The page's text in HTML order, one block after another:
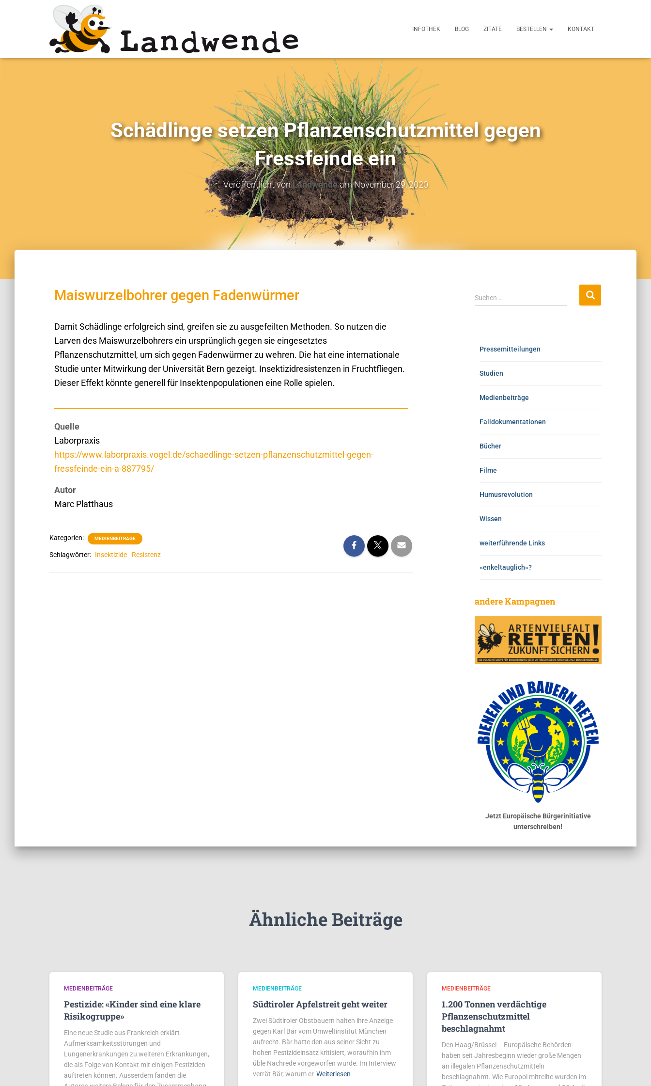
INFOTHEK BLOG ZITATE BESTELLEN KONTAKT
Schädlinge setzen Pflanzenschutzmittel gegen
Fressfeinde ein
Veröffentlicht vonLandwendeamNovember 29, 2020
Maiswurzelbohrer gegen Fadenwürmer
Damit Schädlinge erfolgreich sind, greifen sie zu ausgefeilten Methoden. So nutzen die
Larven des Maiswurzelbohrers ein ursprünglich gegen sie eingesetztes
Pflanzenschutzmittel, um sich gegen Fadenwürmer zu wehren. Die hat eine internationale
Studie unter Mitwirkung der Universität Bern gezeigt. Insektizidresistenzen in Fruchtfliegen.
Dieser Effekt könnte generell für Insektenpopulationen eine Rolle spielen.
Quelle
Laborpraxis
https://www.laborpraxis.vogel.de/schaedlinge-setzen-pflanzenschutzmittel-gegen-
fressfeinde-ein-a-887795/
Autor
Marc Platthaus
Kategorien: MEDIENBEITRÄGE
Schlagwörter: Insektizide Resistenz
Suchen …
Pressemitteilungen
Studien
Medienbeiträge
Falldokumentationen
Bücher
Filme
Humusrevolution
Wissen
weiterführende Links
»enkeltauglich«?
andere Kampagnen
Jetzt Europäische Bürgerinitiative
unterschreiben!
Ähnliche Beiträge
MEDIENBEITRÄGE
Pestizide: «Kinder sind eine klare
Risikogruppe»
Eine neue Studie aus Frankreich erklärt
Aufmerksamkeitsstörungen und
Lungenerkrankungen zu weiteren Erkrankungen,
die als Folge von Kontakt mit einigen Pestiziden
auftreten können. Ausserdem fanden die
MEDIENBEITRÄGE
Südtiroler Apfelstreit geht weiter
Zwei Südtiroler Obstbauern halten ihre Anzeige
gegen Karl Bär vom Umweltinstitut München
aufrecht. Bär hatte den aus seiner Sicht zu
hohen Pestizideinsatz kritisiert, woraufhin ihm
üble Nachrede vorgeworfen wurde. Im Interview
verrät Bär, warum er Weiterlesen
MEDIENBEITRÄGE
1.200 Tonnen verdächtige
Pflanzenschutzmittel
beschlagnahmt
Den Haag/Brüssel – Europäische Behörden
haben seit Jahresbeginn wieder große Mengen
an illegalen Pflanzenschutzmitteln
beschlagnahmt. Wie Europol mitteilte wurden im